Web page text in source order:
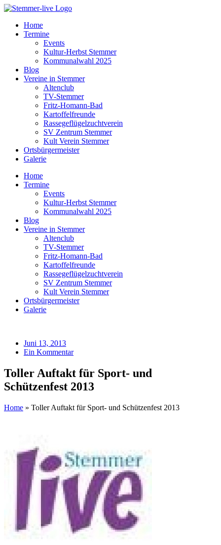
Home
Termine
Events
Kultur-Herbst Stemmer
Kommunalwahl 2025
Blog
Vereine in Stemmer
Altenclub
TV-Stemmer
Fritz-Homann-Bad
Kartoffelfreunde
Rassegeflügelzuchtverein
SV Zentrum Stemmer
Kult Verein Stemmer
Ortsbürgermeister
Galerie
Home
Termine
Events
Kultur-Herbst Stemmer
Kommunalwahl 2025
Blog
Vereine in Stemmer
Altenclub
TV-Stemmer
Fritz-Homann-Bad
Kartoffelfreunde
Rassegeflügelzuchtverein
SV Zentrum Stemmer
Kult Verein Stemmer
Ortsbürgermeister
Galerie
Juni 13, 2013
Ein Kommentar
Toller Auftakt für Sport- und
Schützenfest 2013
Home » Toller Auftakt für Sport- und Schützenfest 2013